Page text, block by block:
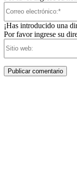
¡Has introducido una
Por favor ingrese su